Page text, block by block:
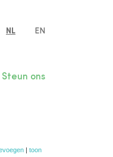
NL EN
Steun ons
| toon